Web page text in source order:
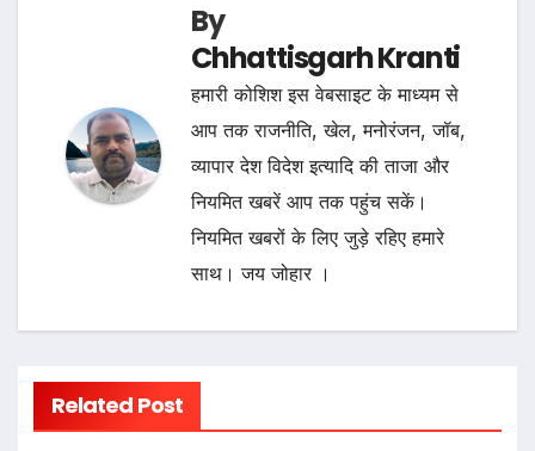
By
Chhattisgarh Kranti
हमारी कोशिश इस वेबसाइट के माध्यम से
आप तक राजनीति, खेल, मनोरंजन, जॉब,
व्यापार देश विदेश इत्यादि की ताजा और
नियमित खबरें आप तक पहुंच सकें।
नियमित खबरों के लिए जुड़े रहिए हमारे
साथ। जय जोहार ।
Related Post